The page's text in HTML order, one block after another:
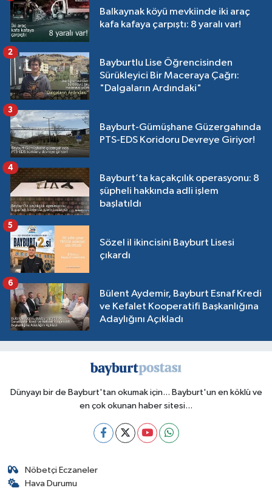
Balkaynak köyü mevkiinde iki araç
kafa kafaya çarpıştı: 8 yaralı var!
Bayburtlu Lise Öğrencisinden
Sürükleyici Bir Maceraya Çağrı:
"Dalgaların Ardındaki"
2
Bayburt-Gümüşhane Güzergahında
PTS-EDS Koridoru Devreye Giriyor!
3
Bayburt’ta kaçakçılık operasyonu: 8
şüpheli hakkında adli işlem
başlatıldı
4
Sözel il ikincisini Bayburt Lisesi
çıkardı
5
Bülent Aydemir, Bayburt Esnaf Kredi
ve Kefalet Kooperatifi Başkanlığına
Adaylığını Açıkladı
6
Dünyayı bir de Bayburt'tan okumak için... Bayburt'un en köklü ve
en çok okunan haber sitesi...
Nöbetçi Eczaneler
Hava Durumu